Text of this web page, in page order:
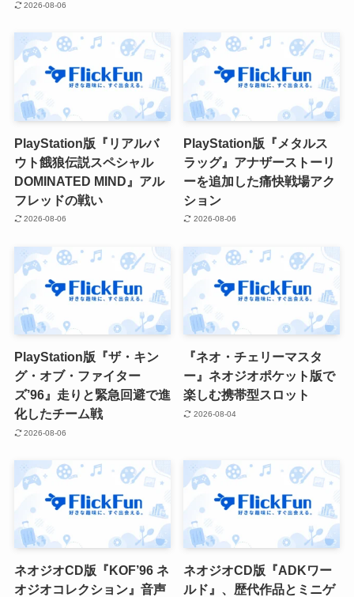
2026-08-06
PlayStation版『リアルバ
ウト餓狼伝説スペシャル
DOMINATED MIND』アル
フレッドの戦い
2026-08-06
PlayStation版『メタルス
ラッグ』アナザーストーリ
ーを追加した痛快戦場アク
ション
2026-08-06
PlayStation版『ザ・キン
グ・オブ・ファイター
ズ’96』走りと緊急回避で進
化したチーム戦
2026-08-06
『ネオ・チェリーマスタ
ー』ネオジオポケット版で
楽しむ携帯型スロット
2026-08-04
ネオジオCD版『KOF’96 ネ
オジオコレクション』音声
ネオジオCD版『ADKワー
ルド』、歴代作品とミニゲ